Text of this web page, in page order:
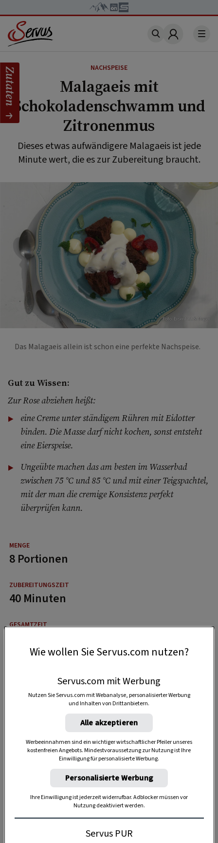
Account
NACHSPEISE
Malagaeis mit
Schokoladenschwamm und
Zitronenmus
Dieses etwas aufwändigere Malagaeis ist jede
Minute wert, die es zur Zubereitung braucht.
Foto: Eisenhut & Mayer
Das Malagaeis allein ist schon eine perfekte Nachspeise.
Gut zu Wissen:
Zur Rose abziehen heißt:
eine Creme unter ständigem Rühren mit Eidotter
binden. Die Masse darf nicht kochen, sonst entsteht
eine Eierspeise.
Ungeübte machen das am besten im Wasserbad
zwischen 75 °C und 85 °C und mit einer Teigspachtel,
mit der man die cremige Konsistenz perfekt
überprüfen kann.
8 Portionen
40 Minuten
Anzeige
Zutaten
Wie wollen Sie Servus.com nutzen?
Servus.com mit Werbung
Nutzen Sie Servus.com mit Webanalyse, personalisierter Werbung
und Inhalten von Drittanbietern.
Alle akzeptieren
Werbeeinnahmen sind ein wichtiger wirtschaftlicher Pfeiler unseres
kostenfreien Angebots. Mindestvoraussetzung zur Nutzung ist Ihre
Einwilligung für personalisierte Werbung.
Personalisierte Werbung
Ihre Einwilligung ist jederzeit widerrufbar. Adblocker müssen vor
Nutzung deaktiviert werden.
Servus PUR